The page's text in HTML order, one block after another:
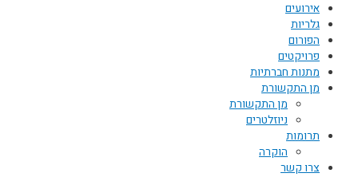
אירועים
גלריות
הפורום
פרויקטים
מתנות חברתיות
מן התקשורת
מן התקשורת
ניוזלטרים
תרומות
הוקרה
צרו קשר